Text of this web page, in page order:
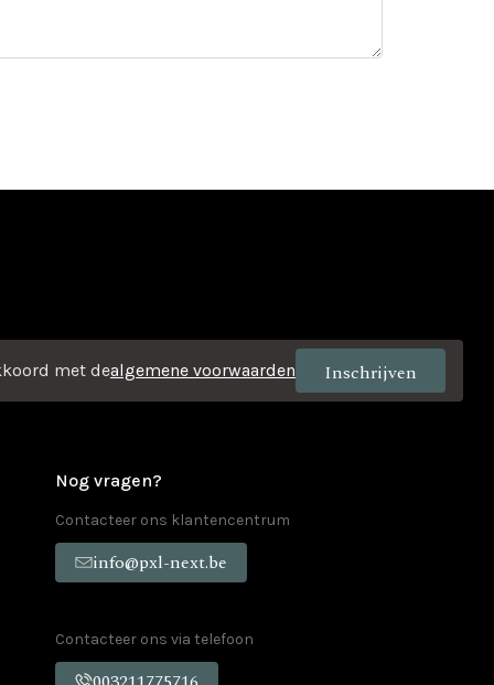
met dealgemene voorwaarden
Nog vragen?
Contacteer ons klantencentrum
info@pxl-next.be
Contacteer ons via telefoon